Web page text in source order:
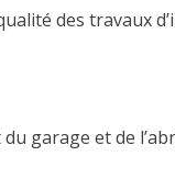
des travaux
garage et de